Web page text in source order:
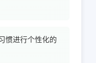
惯进行个性化的